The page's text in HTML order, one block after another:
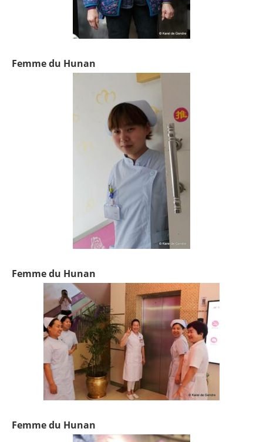
Femme du Hunan
Femme du Hunan
Femme du Hunan